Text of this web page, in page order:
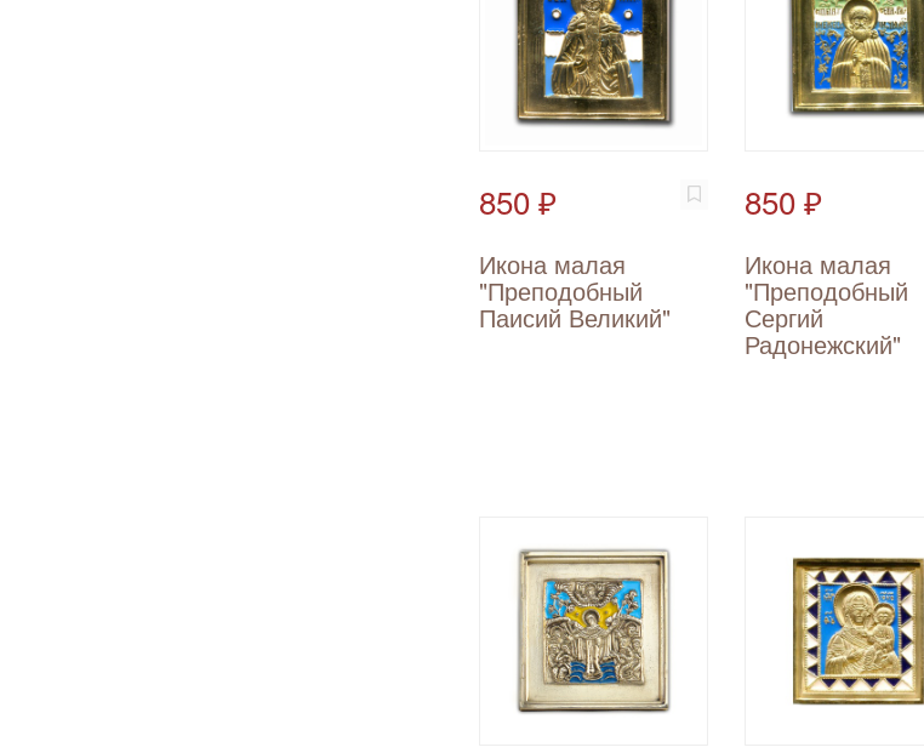
850 ₽
Икона малая
"Преподобный
Паисий Великий"
850 ₽
Икона малая
"Преподобный
Сергий
Радонежский"